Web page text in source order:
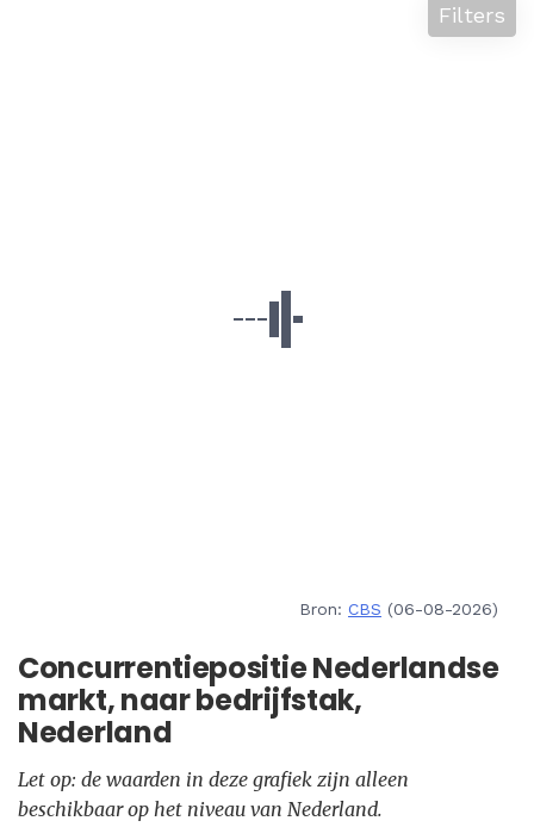
Filters
Bron: CBS (06-08-2026)
Concurrentiepositie Nederlandse
markt, naar bedrijfstak,
Nederland
Let op: de waarden in deze grafiek zijn alleen
beschikbaar op het niveau van Nederland.